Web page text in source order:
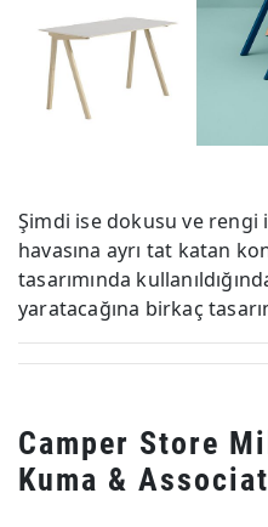
Şimdi ise dokusu ve rengi
havasına ayrı tat katan
tasarımında
yaratacağına birkaç
Camper Store
Kuma &